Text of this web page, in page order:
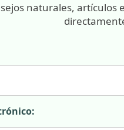
naturales, artículos